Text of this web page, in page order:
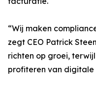
“Wij maken
zegt CEO Patrick
richten op groei,
profiteren van digitale